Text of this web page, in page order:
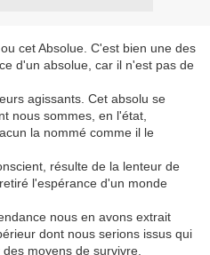
cet Absolue. C'est bien une des
d'un absolue, car il n'est pas de
agissants. Cet absolu se
nous sommes, en l'état,
la nommé comme il le
résulte de la lenteur de
l'espérance d'un monde
nous en avons extrait
dont nous serions issus qui
moyens de survivre.